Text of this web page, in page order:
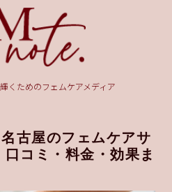
くためのフェムケアメディア
古屋のフェムケアサ
コミ・料金・効果ま